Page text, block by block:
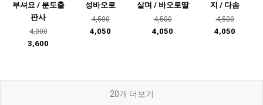
부셔요 / 분도출
판사
4,000
3,600
성바오로
4,500
4,050
살며 / 바오로딸
4,500
4,050
지 / 다솜
4,500
4,050
20개 더보기